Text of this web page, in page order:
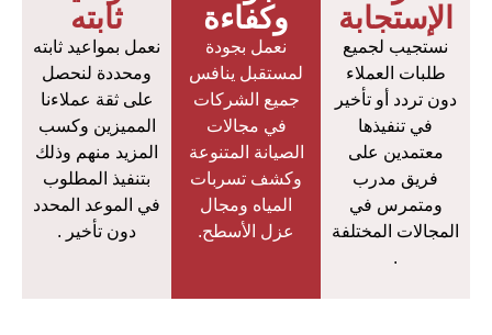
الإستجابة
نستجيب لجميع
طلبات العملاء
دون تردد أو تأخير
في تنفيذها
معتمدين على
فريق مدرب
ومتمرس في
المجالات المختلفة
.
وكفاءة
نعمل بجودة
لمستقبل ينافس
جميع الشركات
في مجالات
الصيانة المتنوعة
وكشف تسربات
المياه ومجال
عزل الأسطح.
ثابته
نعمل بمواعيد ثابته
ومحددة لنحصل
على ثقة عملاءنا
المميزين وكسب
المزيد منهم وذلك
بتنفيذ المطلوب
في الموعد المحدد
دون تأخير .